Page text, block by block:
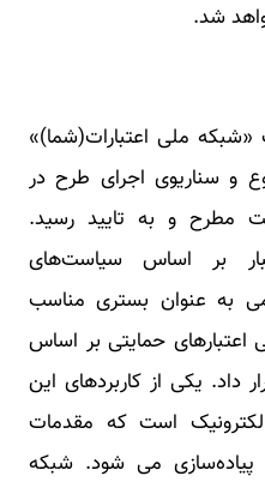
شد.
«شبکه ملی اعتبارات(شما)»
سناریوی اجرای طرح در
مطرح و به تایید رسید.
بر اساس سیاست‌های
به عنوان بستری مناسب
حمایتی بر اساس
داد. یکی از کاربردهای این
است که مقدمات
پیاده‌سازی می شود. شبکه